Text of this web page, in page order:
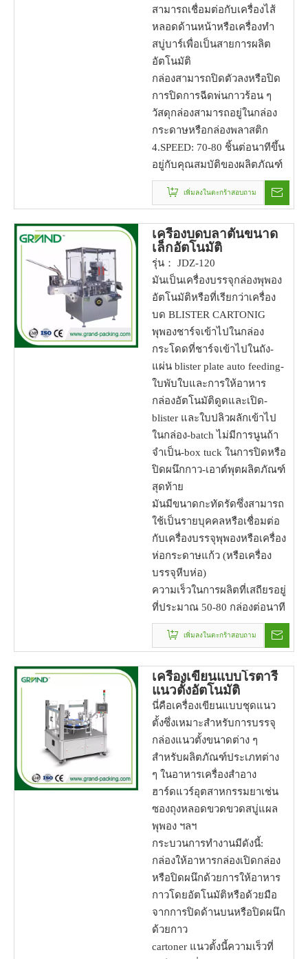
สามารถเชื่อมต่อกับเครื่องไส้
หลอดด้านหน้าหรือเครื่องทำ
สบู่บาร์เพื่อเป็นสายการผลิต
อัตโนมัติ
กล่องสามารถปิดตัวลงหรือปิด
การปิดการฉีดพ่นกาวร้อน ๆ
วัสดุกล่องสามารถอยู่ในกล่อง
กระดาษหรือกล่องพลาสติก
4.SPEED: 70-80 ชิ้นต่อนาทีขึ้น
อยู่กับคุณสมบัติของผลิตภัณฑ์
เพิ่มลงในตะกร้าสอบถาม
เครื่องบดบลาตันขนาด
เล็กอัตโนมัติ
รุ่น： JDZ-120
มันเป็นเครื่องบรรจุกล่องพุพอง
อัตโนมัติหรือที่เรียกว่าเครื่อง
บด BLISTER CARTONIG
พุพองชาร์จเข้าไปในกล่อง
กระโดดที่ชาร์จเข้าไปในถัง-
แผ่น blister plate auto feeding-
ใบพับใบและการให้อาหาร
กล่องอัตโนมัติดูดและเปิด-
blister และใบปลิวผลักเข้าไป
ในกล่อง-batch ไม่มีการนูนถ้า
จำเป็น-box tuck ในการปิดหรือ
ปิดผนึกกาว-เอาต์พุตผลิตภัณฑ์
สุดท้าย
มันมีขนาดกะทัดรัดซึ่งสามารถ
ใช้เป็นรายบุคคลหรือเชื่อมต่อ
กับเครื่องบรรจุพุพองหรือเครื่อง
ห่อกระดาษแก้ว (หรือเครื่อง
บรรจุหีบห่อ)
ความเร็วในการผลิตที่เสถียรอยู่
ที่ประมาณ 50-80 กล่องต่อนาที
เพิ่มลงในตะกร้าสอบถาม
เครื่องเขียนแบบโรตารี่
แนวตั้งอัตโนมัติ
นี่คือเครื่องเขียนแบบชุดแนว
ตั้งซึ่งเหมาะสำหรับการบรรจุ
กล่องแนวตั้งขนาดต่าง ๆ
สำหรับผลิตภัณฑ์ประเภทต่าง
ๆ ในอาหารเครื่องสำอาง
ฮาร์ดแวร์อุตสาหกรรมยาเช่น
ซองถุงหลอดขวดขวดสบู่แผล
พุพอง ฯลฯ
กระบวนการทำงานมีดังนี้:
กล่องให้อาหารกล่องเปิดกล่อง
หรือปิดผนึกด้วยการให้อาหาร
กาวโดยอัตโนมัติหรือด้วยมือ
จากการปิดด้านบนหรือปิดผนึก
ด้วยกาว
cartoner แนวตั้งนี้ความเร็วที่